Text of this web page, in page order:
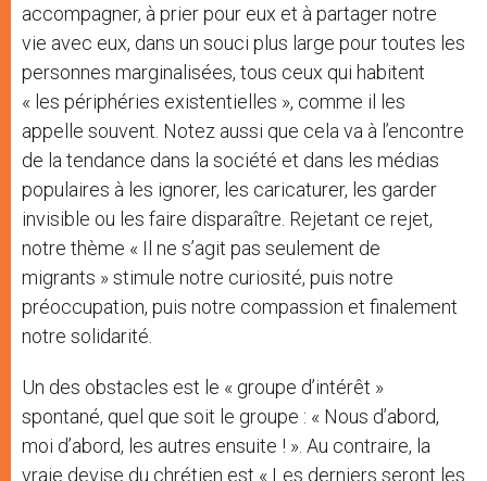
accompagner, à prier pour eux et à partager notre
vie avec eux, dans un souci plus large pour toutes les
personnes marginalisées, tous ceux qui habitent
« les périphéries existentielles », comme il les
appelle souvent. Notez aussi que cela va à l’encontre
de la tendance dans la société et dans les médias
populaires à les ignorer, les caricaturer, les garder
invisible ou les faire disparaître. Rejetant ce rejet,
notre thème « Il ne s’agit pas seulement de
migrants » stimule notre curiosité, puis notre
préoccupation, puis notre compassion et finalement
notre solidarité.
Un des obstacles est le « groupe d’intérêt »
spontané, quel que soit le groupe : « Nous d’abord,
moi d’abord, les autres ensuite ! ». Au contraire, la
vraie devise du chrétien est « Les derniers seront les